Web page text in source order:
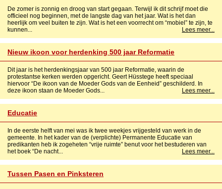
De zomer is zonnig en droog van start gegaan. Terwijl ik dit schrijf moet die
officieel nog beginnen, met de langste dag van het jaar. Wat is het dan
heerlijk om veel buiten te zijn. Wat is het een voorrecht om “mobiel” te zijn, te
kunnen...
Lees meer...
Nieuw ikoon voor herdenking 500 jaar Reformatie
Dit jaar is het herdenkingsjaar van 500 jaar Reformatie, waarin de
protestantse kerken werden opgericht. Geert Hüsstege heeft speciaal
hiervoor “De ikoon van de Moeder Gods van de Eenheid” geschilderd. In
deze ikoon staan de Moeder Gods...
Lees meer...
Educatie
In de eerste helft van mei was ik twee weekjes vrijgesteld van werk in de
gemeente. In het kader van de (verplichte) Permanente Educatie van
predikanten heb ik zogeheten “vrije ruimte” benut voor het bestuderen van
het boek “De nacht...
Lees meer...
Tussen Pasen en Pinksteren